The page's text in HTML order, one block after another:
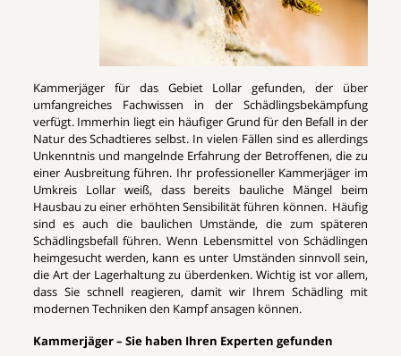
Kammerjäger für das Gebiet Lollar gefunden, der über
umfangreiches Fachwissen in der Schädlingsbekämpfung
verfügt. Immerhin liegt ein häufiger Grund für den Befall in der
Natur des Schadtieres selbst. In vielen Fällen sind es allerdings
Unkenntnis und mangelnde Erfahrung der Betroffenen, die zu
einer Ausbreitung führen. Ihr professioneller Kammerjäger im
Umkreis Lollar weiß, dass bereits bauliche Mängel beim
Hausbau zu einer erhöhten Sensibilität führen können. Häufig
sind es auch die baulichen Umstände, die zum späteren
Schädlingsbefall führen. Wenn Lebensmittel von Schädlingen
heimgesucht werden, kann es unter Umständen sinnvoll sein,
die Art der Lagerhaltung zu überdenken. Wichtig ist vor allem,
dass Sie schnell reagieren, damit wir Ihrem Schädling mit
modernen Techniken den Kampf ansagen können.
Kammerjäger – Sie haben Ihren Experten gefunden